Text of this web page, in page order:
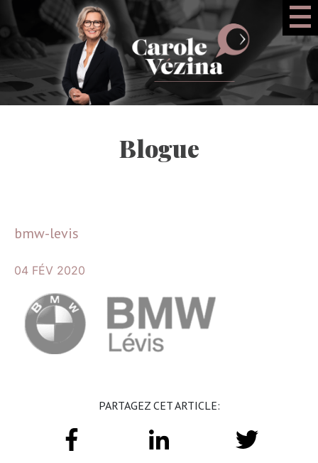
Blogue
bmw-levis
04 FÉV 2020
PARTAGEZ CET ARTICLE: